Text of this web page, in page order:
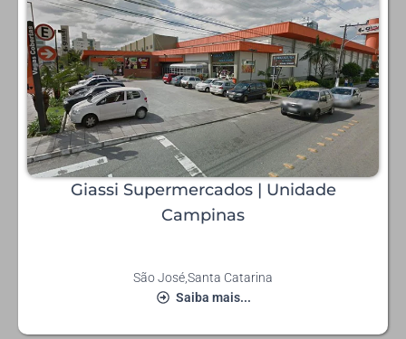
Giassi Supermercados | Unidade
Campinas
São JoséSanta Catarina
Saiba mais...